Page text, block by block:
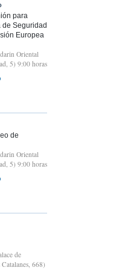
para
de Seguridad
Europea
Oriental
5) 9:00 horas
de
Oriental
5) 9:00 horas
de
668)